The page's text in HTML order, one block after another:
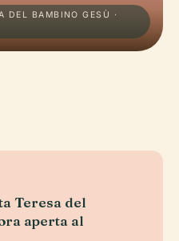
DEL BAMBINO GESÙ ·
Teresa del
aperta al